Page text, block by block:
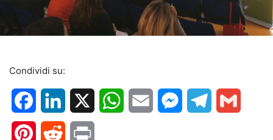
Condividi su:
FacebookLinkedIn WhatsApp
Email MessengerTelegram
PinterestReddit